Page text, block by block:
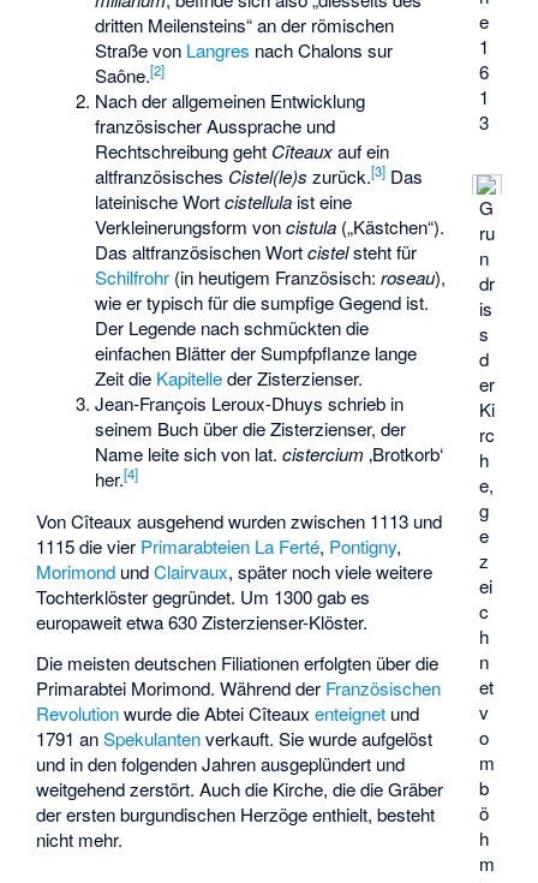
e
1
6
1
3
G
ru
n
dr
is
s
d
er
Ki
rc
h
e,
g
e
z
ei
c
h
n
et
v
o
m
b
ö
h
m
dritten Meilensteins“ an der römischen
Straße von Langres nach Chalons sur
Saône.[2]
Nach der allgemeinen Entwicklung
französischer Aussprache und
Rechtschreibung geht Cîteauxauf ein
altfranzösisches Cistel(le)s zurück.[3] Das
lateinische Wortcistellula ist eine
Verkleinerungsform voncistula („Kästchen“).
Das altfranzösischen Wortcistelsteht für
Schilfrohr (in heutigem Französisch:roseau),
wie er typisch für die sumpfige Gegend ist.
Der Legende nach schmückten die
einfachen Blätter der Sumpfpflanze lange
Zeit die Kapitelleder Zisterzienser.
Jean-François Leroux-Dhuys schrieb in
seinem Buch über die Zisterzienser, der
Name leite sich von lat.cistercium ‚Brotkorb‘
her.[4]
Von Cîteaux ausgehend wurden zwischen 1113 und
1115 die vier Primarabteien La Ferté, Pontigny,
Morimond undClairvaux, später noch viele weitere
Tochterklöster gegründet. Um 1300 gab es
europaweit etwa 630 Zisterzienser-Klöster.
Die meisten deutschen Filiationen erfolgten über die
Primarabtei Morimond. Während der Französischen
Revolutionwurde die Abtei Cîteauxenteignet und
1791 anSpekulantenverkauft. Sie wurde aufgelöst
und in den folgenden Jahren ausgeplündert und
weitgehend zerstört. Auch die Kirche, die die Gräber
der ersten burgundischen Herzöge enthielt, besteht
nicht mehr.